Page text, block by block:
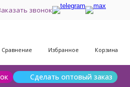
звонок
Сравнение Избранное Корзина
Сделать оптовый заказ